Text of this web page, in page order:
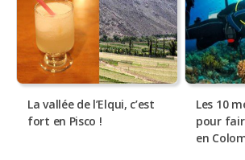
La vallée de l’Elqui, c’est
fort en Pisco !
Les 10
pour
en